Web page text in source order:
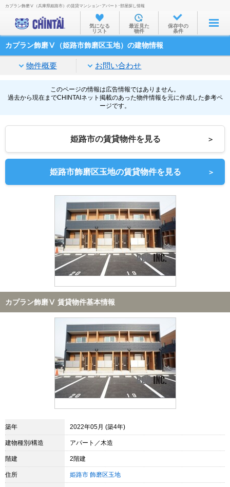
お部屋を探す
沿線・駅から
住所から
家賃相場から
通勤通学時間から
物件特集から
不動産会社から
TOP
カプラン飾磨Ⅴ（兵庫県姫路市）の賃貸マンション･アパート･部屋探し情報
気になる
リスト
最近見た
物件
保存中の
条件
カプラン飾磨Ⅴ（姫路市飾磨区玉地）の建物情報
物件概要 お問い合わせ
このページの情報は広告情報ではありません。
過去から現在までCHINTAIネット掲載のあった物件情報を元に作成した参考ペ
ージです。
姫路市の賃貸物件を見る ＞
姫路市飾磨区玉地の賃貸物件を見る ＞
カプラン飾磨Ⅴ 賃貸物件基本情報
築年 2022年05月 (築4年)
建物種別/構造 アパート／木造
階建 2階建
住所 姫路市 飾磨区玉地